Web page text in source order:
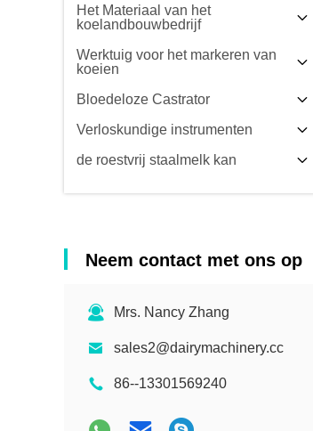
Het Materiaal van het
koelandbouwbedrijf
Werktuig voor het markeren van
koeien
Bloedeloze Castrator
Verloskundige instrumenten
de roestvrij staalmelk kan
Neem contact met ons op
Mrs. Nancy Zhang
sales2@dairymachinery.cc
86--13301569240